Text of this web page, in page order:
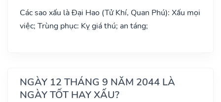
Các sao xấu là Đại Hao (Tử Khí, Quan Phú): Xấu mọi
việc; Trùng phục: Kỵ giá thú; an táng;
NGÀY 12 THÁNG 9 NĂM 2044 LÀ
NGÀY TỐT HAY XẤU?